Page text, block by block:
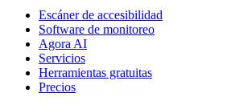
Escáner de accesibilidad
Software de monitoreo
Agora AI
Servicios
Herramientas gratuitas
Precios